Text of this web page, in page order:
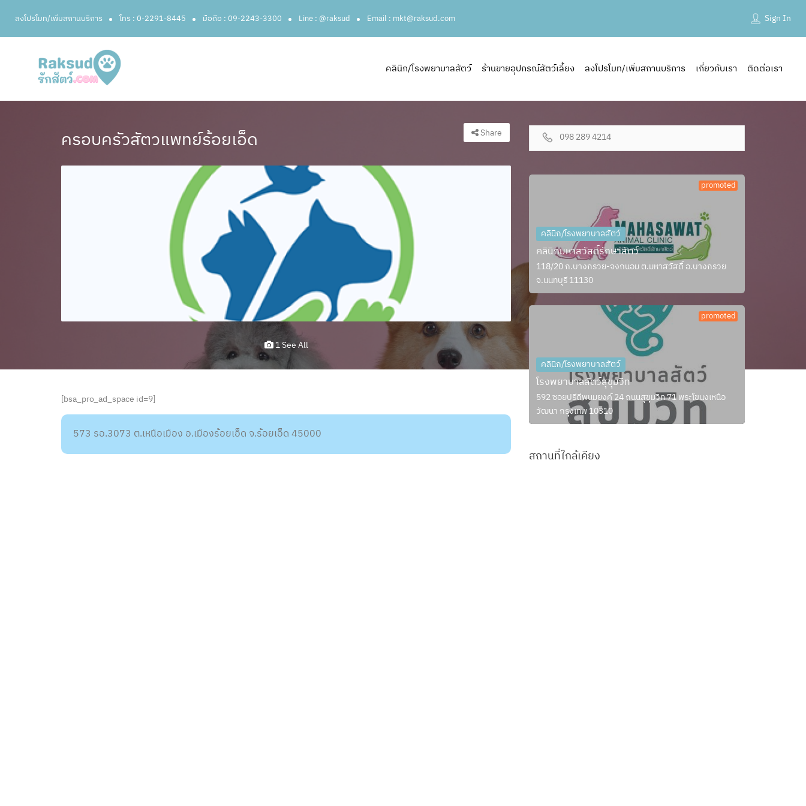
ลงโปรโมท/เพิ่มสถานบริการ โทร : 0-2291-8445 มือถือ : 09-2243-3300 Line : @raksud Email : mkt@raksud.com Sign In
คลินิก/โรงพยาบาลสัตว์ ร้านขายอุปกรณ์สัตว์เลี้ยง ลงโปรโมท/เพิ่มสถานบริการ เกี่ยวกับเรา ติดต่อเรา
ครอบครัวสัตวแพทย์ร้อยเอ็ด Share
1 See All
[bsa_pro_ad_space id=9]
573 รอ.3073 ต.เหนือเมือง อ.เมืองร้อยเอ็ด จ.ร้อยเอ็ด 45000
098 289 4214
promoted
คลินิก/โรงพยาบาลสัตว์
คลินิกมหาสวัสดิ์รักษาสัตว์
118/20 ถ.บางกรวย-จงถนอม ต.มหาสวัสดิ์ อ.บางกรวย
จ.นนทบุรี 11130
promoted
คลินิก/โรงพยาบาลสัตว์
โรงพยาบาลสัตว์สุขุมวิท
592 ซอยปรีดีพนมยงค์ 24 ถนนสุขุมวิท 71 พระโขนงเหนือ
วัฒนา กรุงเทพ 10310
สถานที่ใกล้เคียง